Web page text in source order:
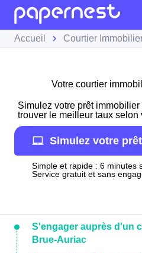
Accueil Courtier
Votre courtier
Simulez votre prêt
trouver le meilleur taux selon
Simulez votre prêt
Simple et rapide : 6 minutes
Service gratuit et sans
S'engager auprès d'un
Brue-Auriac